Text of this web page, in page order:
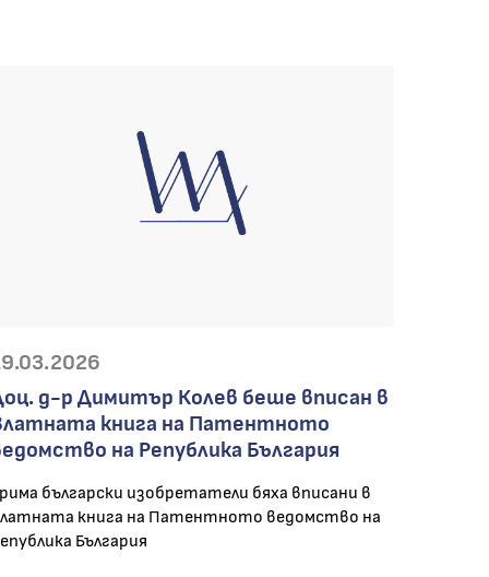
д-р Димитър Колев беше вписан в
книга на Патентното
на Република България
български изобретатели бяха вписани в
книга на Патентното ведомство на
България